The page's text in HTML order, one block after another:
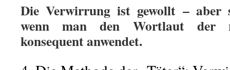
Die Verwirrung ist gewollt – aber
wenn man den Wortlaut der
konsequent anwendet.